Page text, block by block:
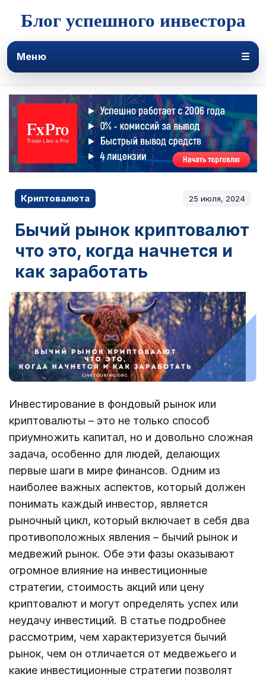
Блог успешного инвестора
Меню ☰
Криптовалюта 25 июля, 2024
Бычий рынок криптовалют
что это, когда начнется и
как заработать
Инвестирование в фондовый рынок или
криптовалюты – это не только способ
приумножить капитал, но и довольно сложная
задача, особенно для людей, делающих
первые шаги в мире финансов. Одним из
наиболее важных аспектов, который должен
понимать каждый инвестор, является
рыночный цикл, который включает в себя два
противоположных явления – бычий рынок и
медвежий рынок. Обе эти фазы оказывают
огромное влияние на инвестиционные
стратегии, стоимость акций или цену
криптовалют и могут определять успех или
неудачу инвестиций. В статье подробнее
рассмотрим, чем характеризуется бычий
рынок, чем он отличается от медвежьего и
какие инвестиционные стратегии позволят